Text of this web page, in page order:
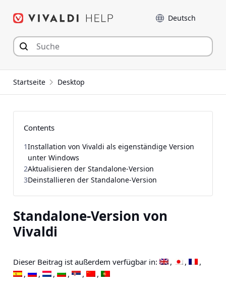
Inhalt
Sprache
Startseite Desktop
Standalone-Version von
Vivaldi
Dieser Beitrag ist außerdem verfügbar in:
Contents
1Installation von Vivaldi als eigenständige Version
unter Windows
2Aktualisieren der Standalone-Version
3Deinstallieren der Standalone-Version